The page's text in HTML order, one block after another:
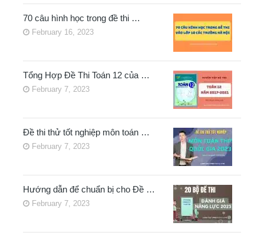
70 câu hình học trong đề thi …
February 16, 2023
Tổng Hợp Đề Thi Toán 12 của …
February 7, 2023
Đề thi thử tốt nghiệp môn toán …
February 7, 2023
Hướng dẫn để chuẩn bị cho Đề …
February 7, 2023